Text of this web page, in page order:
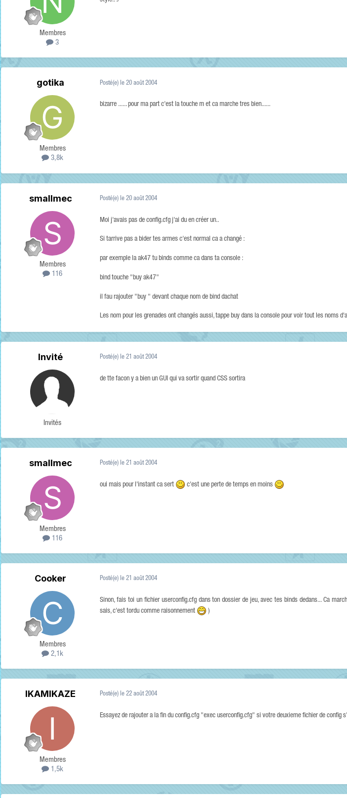
Membres
3
gotika
Membres
3,8k
Posté(e) le 20 août 2004
bizarre ...... pour ma part c'est la touche m et ca marche tres bien......
smallmec
Membres
116
Posté(e) le 20 août 2004
Moi j'avais pas de config.cfg j'ai du en créer un..
Si tarrive pas a bider tes armes c'est normal ca a changé :
par exemple la ak47 tu binds comme ca dans ta console :
bind touche "buy ak47"
il fau rajouter "buy " devant chaque nom de bind dachat
Les nom pour les grenades ont changés aussi, tappe buy dans la console pour voir tout les noms
Invité
Invités
Posté(e) le 21 août 2004
de tte facon y a bien un GUI qui va sortir quand CSS sortira
smallmec
Membres
116
Posté(e) le 21 août 2004
oui mais pour l'instant ca sert c'est une perte de temps en moins
Cooker
Membres
2,1k
Posté(e) le 21 août 2004
Sinon, fais toi un fichier userconfig.cfg dans ton dossier de jeu, avec tes binds dedans... Ca
sais, c'est tordu comme raisonnement
)
IKAMIKAZE
Membres
1,5k
Posté(e) le 22 août 2004
Essayez de rajouter a la fin du config.cfg "exec userconfig.cfg" si votre deuxieme fichier de config